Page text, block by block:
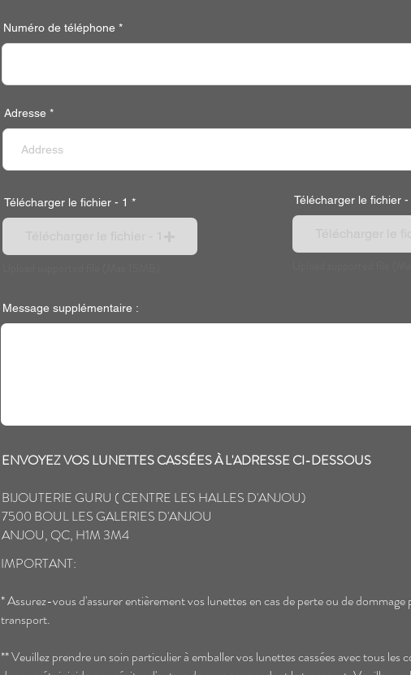
Numéro de téléphone
Adresse
Télécharger le fichier - 1 Télécharger le fichier -
Message supplémentaire :
ENVOYEZ VOS LUNETTES CASSÉES À L'ADRESSE CI-DESSOUS
BIJOUTERIE GURU ( CENTRE LES HALLES D'ANJOU)
7500 BOUL LES GALERIES D'ANJOU
ANJOU, QC, H1M 3M4
IMPORTANT:
* Assurez-vous d'assurer entièrement vos lunettes en cas de perte ou de dommage
transport.
** Veuillez prendre un soin particulier à emballer vos lunettes cassées avec tous les